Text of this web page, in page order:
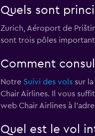
Quels sont
Zurich, Aéroport de
sont trois pôles
Comment
Notre Suivi des volssur la
Chair Airlines. Il vous
web Chair Airlines à
Quel est le vol